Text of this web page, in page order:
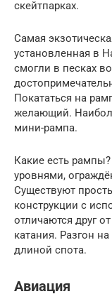
скейтпарках.
Самая
установленная в
смогли в песках
Покататься на
желающий.
мини-рампа.
Какие есть
уровнями,
Существуют
конструкции с
отличаются друг
катания. Разгон
длиной спота.
Авиация